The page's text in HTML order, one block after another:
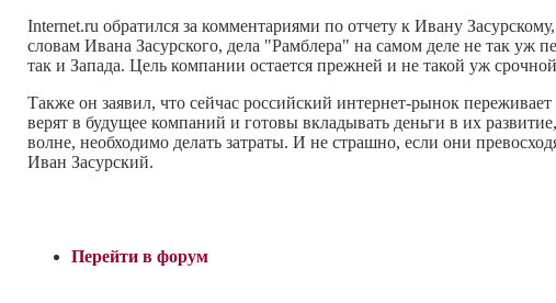
Internet.ru обратился за комментариями по отчету к Ивану
словам Ивана Засурского, дела "Рамблера" на самом деле не так уж
так и Запада. Цель компании остается прежней и не такой уж
Также он заявил, что сейчас российский интернет-рынок
верят в будущее компаний и готовы вкладывать деньги в их
волне, необходимо делать затраты. И не страшно, если они
Иван Засурский.
Перейти в форум